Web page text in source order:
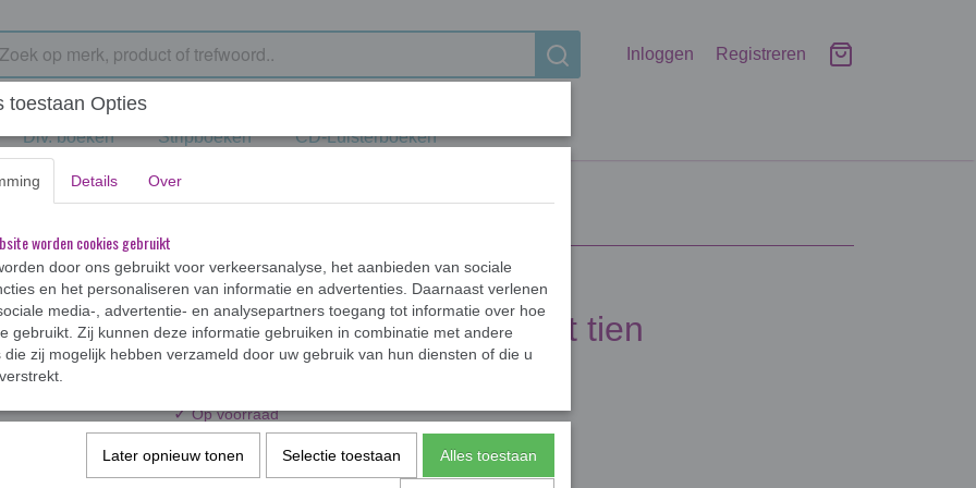
Inloggen Registreren
Div. boeken Stripboeken CD-Luisterboeken
windkracht tien
Oosterschelde windkracht tien
✓Op voorraad
Aantal
toestaan Opties
Details Over
worden cookies gebruikt
door ons gebruikt voor verkeersanalyse, het aanbieden van sociale
en het personaliseren van informatie en advertenties. Daarnaast verlenen
media-, advertentie- en analysepartners toegang tot informatie over hoe
gebruikt. Zij kunnen deze informatie gebruiken in combinatie met andere
die zij mogelijk hebben verzameld door uw gebruik van hun diensten of die u
Later opnieuw tonen Selectie toestaan Alles toestaan